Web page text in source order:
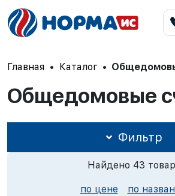
Главная Каталог
Общедомовые
Фильтр
Найдено 43
по цене по